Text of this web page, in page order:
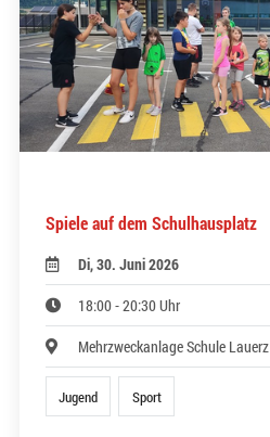
Spiele auf dem Schulhausplatz
Di, 30. Juni 2026
18:00 - 20:30 Uhr
Mehrzweckanlage Schule Lauerz
Jugend Sport